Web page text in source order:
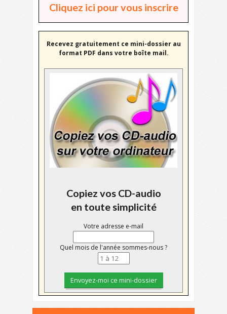
Cliquez ici pour vous inscrire
Recevez gratuitement ce mini-dossier au
format PDF dans votre boîte mail.
Copiez vos CD-audio
en toute simplicité
Votre adresse e-mail
Quel mois de l'année sommes-nous ?